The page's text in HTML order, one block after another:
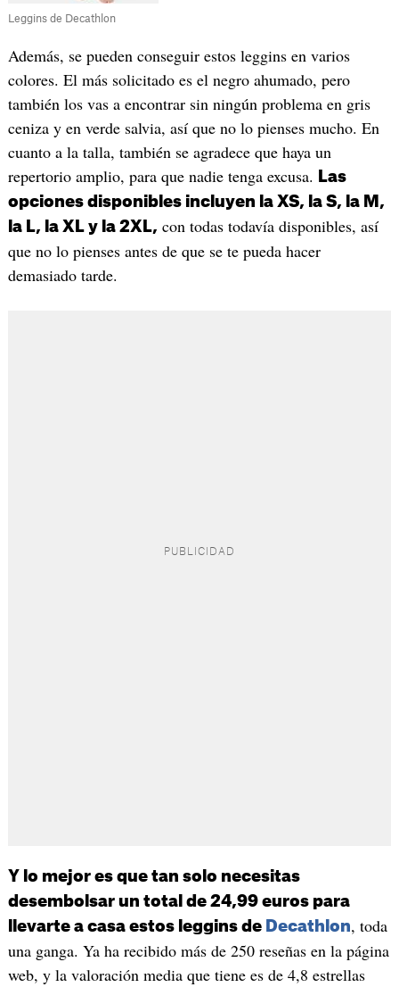
Leggins de Decathlon
Además, se pueden conseguir estos leggins en varios
colores. El más solicitado es el negro ahumado, pero
también los vas a encontrar sin ningún problema en gris
ceniza y en verde salvia, así que no lo pienses mucho. En
cuanto a la talla, también se agradece que haya un
repertorio amplio, para que nadie tenga excusa.
Las
opciones disponibles incluyen la XS, la S, la M,
la L, la XL y la 2XL, con todas todavía disponibles, así
que no lo pienses antes de que se te pueda hacer
demasiado tarde.
Y lo mejor es que tan solo necesitas
desembolsar un total de 24,99 euros para
llevarte a casa estos leggins de Decathlon, toda
una ganga. Ya ha recibido más de 250 reseñas en la página
web, y la valoración media que tiene es de 4,8 estrellas